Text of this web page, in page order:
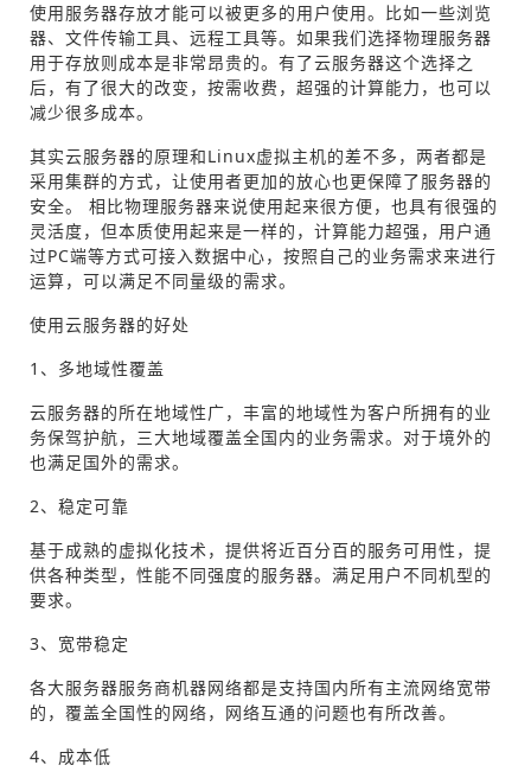
使用服务器存放才能可以被更多的用户使用。比如一些浏览
器、文件传输工具、远程工具等。如果我们选择物理服务器
用于存放则成本是非常昂贵的。有了云服务器这个选择之
后，有了很大的改变，按需收费，超强的计算能力，也可以
减少很多成本。
其实云服务器的原理和Linux虚拟主机的差不多，两者都是
采用集群的方式，让使用者更加的放心也更保障了服务器的
安全。 相比物理服务器来说使用起来很方便，也具有很强的
灵活度，但本质使用起来是一样的，计算能力超强，用户通
过PC端等方式可接入数据中心，按照自己的业务需求来进行
运算，可以满足不同量级的需求。
使用云服务器的好处
1、多地域性覆盖
云服务器的所在地域性广，丰富的地域性为客户所拥有的业
务保驾护航，三大地域覆盖全国内的业务需求。对于境外的
也满足国外的需求。
2、稳定可靠
基于成熟的虚拟化技术，提供将近百分百的服务可用性，提
供各种类型，性能不同强度的服务器。满足用户不同机型的
要求。
3、宽带稳定
各大服务器服务商机器网络都是支持国内所有主流网络宽带
的，覆盖全国性的网络，网络互通的问题也有所改善。
4、成本低